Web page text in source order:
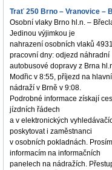
Trať 250 Brno – Vranovice –
Osobní vlaky Brno hl.n. –
Jedinou výjimkou je
nahrazení osobních vlaků
pracovní dny: odjezd náhradní
autobusové dopravy z Brna
Modřic v 8:55, příjezd na hlavní
nádraží v Brně v 9:08.
Podrobné informace získají
jízdních řádech
a v elektronických
poskytovat i zaměstnanci
v osobních pokladnách.
informacím na informačních
panelech na nádražích.